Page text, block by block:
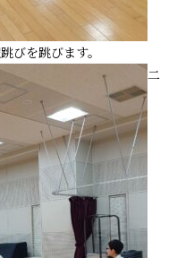
びを跳びます。
二